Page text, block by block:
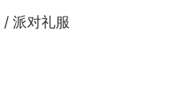
派对礼服